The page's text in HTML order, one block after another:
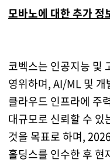
모바노에 대한 추가 정
코벡스는 인공지능 및
영위하며, AI/ML 및 개
클라우드 인프라에 주
대규모로 신뢰할 수 있
것을 목표로 하며,
홀딩스를 인수한 후 현